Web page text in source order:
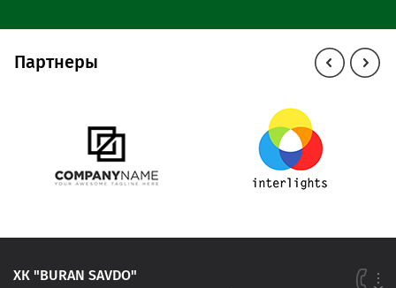
Партнеры
ХК "BURAN SAVDO"